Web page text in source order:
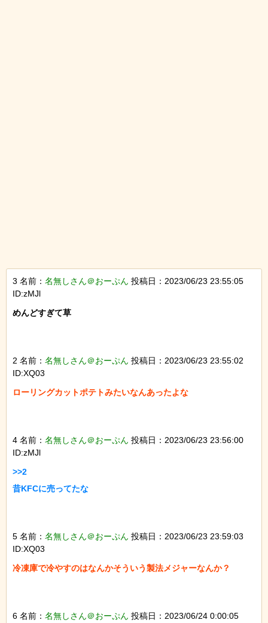
3 名前： 名無しさん＠おーぷん 投稿日：2023/06/23 23:55:05
ID:zMJl
めんどすぎて草
2 名前： 名無しさん＠おーぷん 投稿日：2023/06/23 23:55:02
ID:XQ03
ローリングカットポテトみたいなんあったよな
4 名前： 名無しさん＠おーぷん 投稿日：2023/06/23 23:56:00
ID:zMJl
>>2
昔KFCに売ってたな
5 名前： 名無しさん＠おーぷん 投稿日：2023/06/23 23:59:03
ID:XQ03
冷凍庫で冷やすのはなんかそういう製法メジャーなんか？
6 名前： 名無しさん＠おーぷん 投稿日：2023/06/24 0:00:05